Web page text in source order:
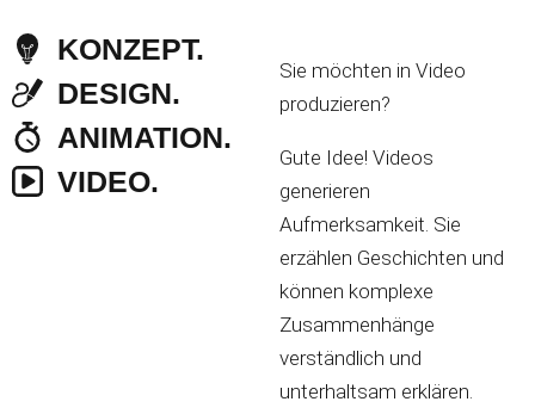
KONZEPT.
DESIGN.
ANIMATION.
VIDEO.
Sie möchten in Video
produzieren?
Gute Idee! Videos
generieren
Aufmerksamkeit. Sie
erzählen Geschichten und
können komplexe
Zusammenhänge
verständlich und
unterhaltsam erklären.